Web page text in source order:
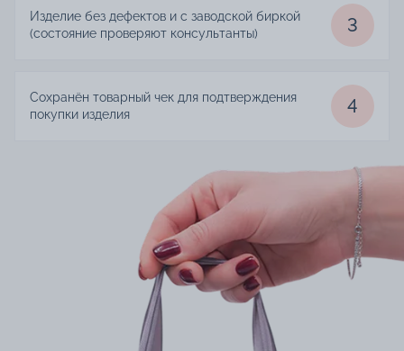
Изделие без дефектов и с заводской биркой
(состояние проверяют консультанты)
3
Сохранён товарный чек для подтверждения
покупки изделия
4